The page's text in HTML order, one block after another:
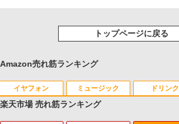
トップページに戻る
Amazon売れ筋ランキング
イヤフォン ミュージック ドリンク
楽天市場 売れ筋ランキング